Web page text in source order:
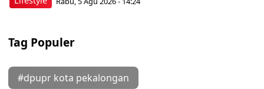
Tag Populer
#dpupr kota pekalongan